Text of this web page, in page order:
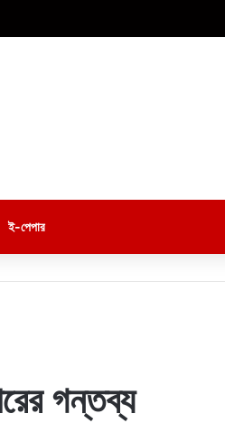
ই-পেপার
গন্তব্য